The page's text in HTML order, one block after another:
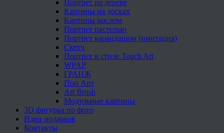
Портрет на дереве
Картины на досках
Картины маслом
Портрет пастелью
Портрет карандашом (имитация)
Скетч
Портрет в стиле Touch Art
WPAP
ГРАНЖ
Поп Арт
Art Brush
Модульные картины
3D фигурка по фото
Идеи подарков
Контакты